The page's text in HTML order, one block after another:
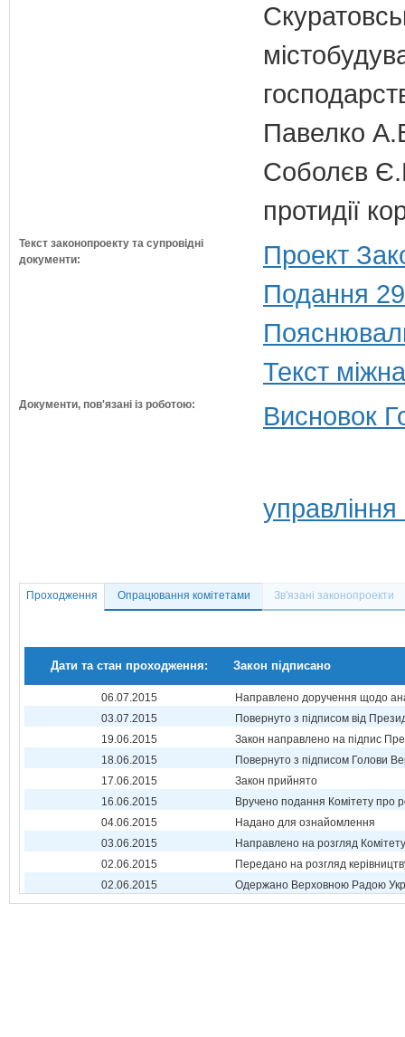
Павелко
Соболєв
протидії
Текст законопроекту та супровідні
документи:
Проект
Подання
Текст
Документи, пов'язані із роботою: Висновок
Проходження Опрацювання комітетами Зв'язані законопроекти
Дати та стан проходження: Закон підписано
06.07.2015
Направлено доручення щодо
03.07.2015
Повернуто з підписом від
19.06.2015
Закон направлено на підпис
18.06.2015
Повернуто з підписом Голови
17.06.2015
Закон прийнято
16.06.2015
Вручено подання Комітету про
04.06.2015
Надано для ознайомлення
03.06.2015
Направлено на розгляд Комітету
02.06.2015
Передано на розгляд
02.06.2015
Одержано Верховною Радою